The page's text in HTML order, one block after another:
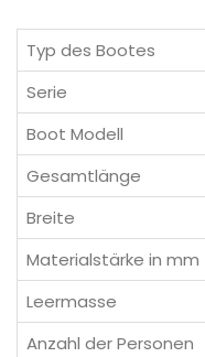
Typ des Bootes
Serie
Boot Modell
Gesamtlänge
Breite
Materialstärke in mm
Leermasse
Anzahl der Personen